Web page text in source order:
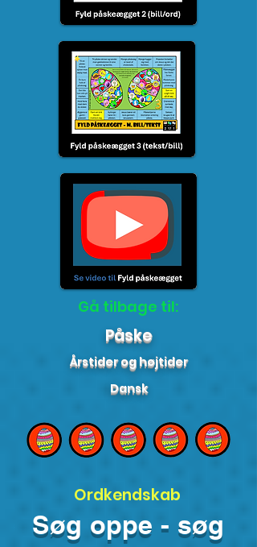
Gå tilbage til:
Påske
Årstider og højtider
Dansk
Ordkendskab
Søg oppe - søg